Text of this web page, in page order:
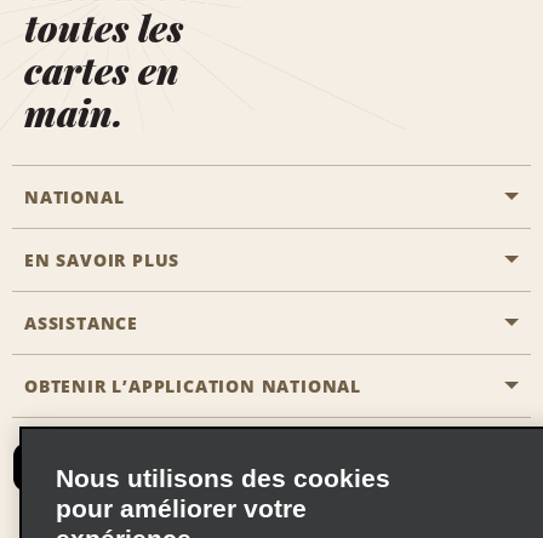
toutes les
cartes en
main.
NATIONAL
Passer une réservation
Solutions pour les professionnels
EN SAVOIR PLUS
Carrière
ASSISTANCE
Accessibilité
Nous contacter
Recevoir des offres par email
OBTENIR L’APPLICATION NATIONAL
Nous utilisons des cookies
pour améliorer votre